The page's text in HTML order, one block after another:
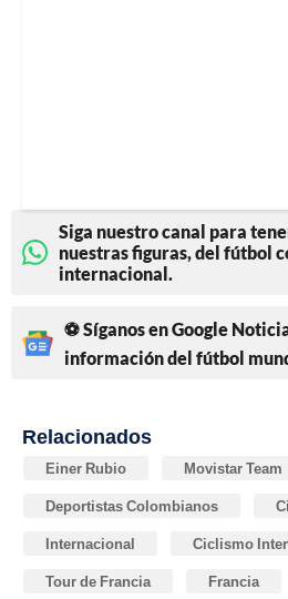
Siga nuestro canal para
nuestras figuras, del fútbol
internacional.
⚽ Síganos en Google
información del fútbol
Relacionados
Einer Rubio Movistar Team
Deportistas Colombianos
Internacional Ciclismo
Tour de Francia Francia